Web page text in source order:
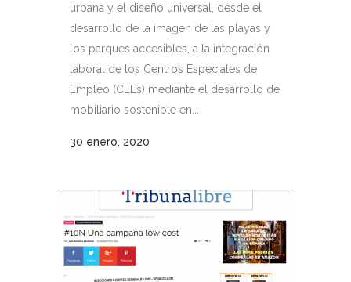
urbana y el diseño universal, desde el
desarrollo de la imagen de las playas y
los parques accesibles, a la integración
laboral de los Centros Especiales de
Empleo (CEEs) mediante el desarrollo de
mobiliario sostenible en...
30 enero, 2020